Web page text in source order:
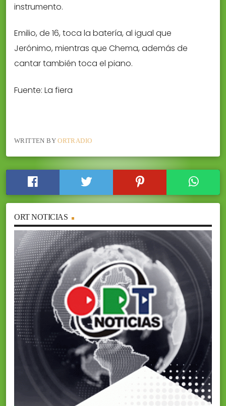
instrumento.
Emilio, de 16, toca la batería, al igual que
Jerónimo, mientras que Chema, además de
cantar también toca el piano.
Fuente: La fiera
WRITTEN BYORTRADIO
ORT NOTICIAS